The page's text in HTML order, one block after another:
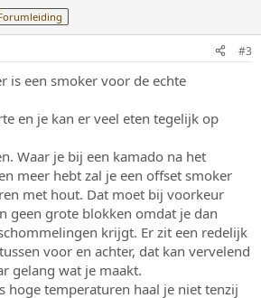
#3
is een smoker voor de echte
en je kan er veel eten tegelijk op
Waar je bij een kamado na het
meer hebt zal je een offset smoker
met hout. Dat moet bij voorkeur
geen grote blokken omdat je dan
krijgt. Er zit een redelijk
voor en achter, dat kan vervelend
gelang wat je maakt.
hoge temperaturen haal je niet tenzij